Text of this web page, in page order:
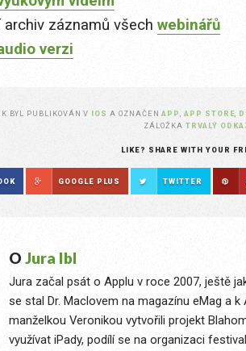
archiv záznamů všech webinářů
verzi
BYL PUBLIKOVÁN V IOS A OZNAČENAPP ,APP STORE
ZÁLOŽKA TRVALÝ
LIKE? SHARE WITH YOUR
GOOGLE PLUS TWITTER
O Jura Ibl
Jura začal psát o Applu v roce 2007, ještě
se stal Dr. Maclovem na magazínu eMag a
manželkou Veronikou vytvořili projekt
využívat iPady, podílí se na organizaci